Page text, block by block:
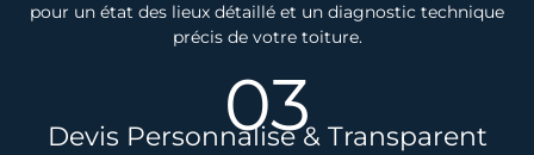
pour un état des lieux détaillé et un diagnostic technique
précis de votre toiture.
03
Devis Personnalisé & Transparent